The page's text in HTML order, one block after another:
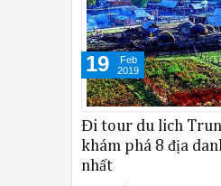
Đi tour du lich
khám phá 8 địa
nhất
19
Feb
2019